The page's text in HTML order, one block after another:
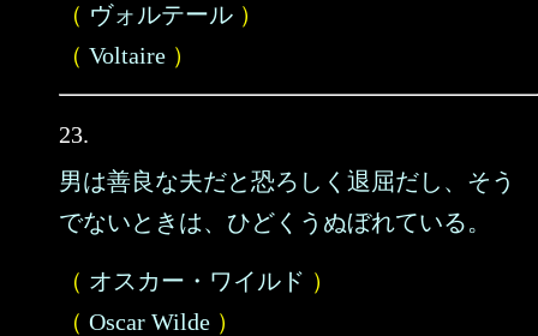
（ ヴォルテール ）
（ Voltaire ）
23.
男は善良な夫だと恐ろしく退屈だし、そう
でないときは、ひどくうぬぼれている。
（ オスカー・ワイルド ）
（ Oscar Wilde ）